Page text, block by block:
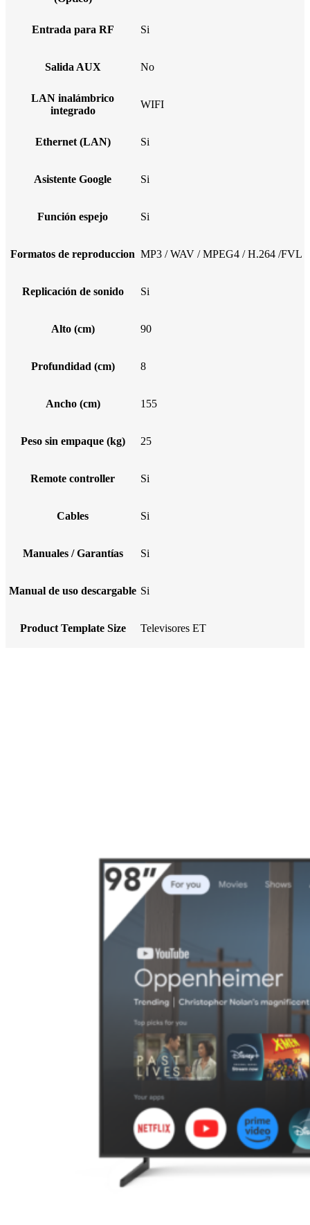
Entrada para RF Si
Salida AUX No
LAN inalámbrico
integrado
WIFI
Ethernet (LAN) Si
Asistente Google Si
Función espejo Si
Formatos de reproduccion MP3 / WAV / MPEG4 / H.264 /FVL
Replicación de sonido Si
Alto (cm) 90
Profundidad (cm) 8
Ancho (cm) 155
Peso sin empaque (kg) 25
Remote controller Si
Cables Si
Manuales / Garantías Si
Manual de uso descargable Si
Product Template Size Televisores ET